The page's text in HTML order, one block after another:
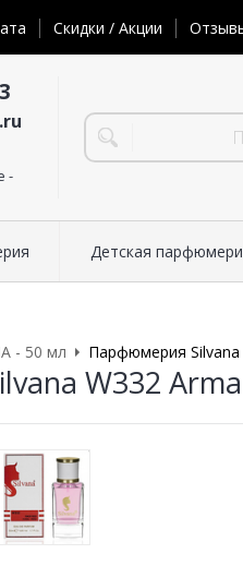
Скидки / Акции
-
Детская
- 50 мл Парфюмерия Silvana
W332